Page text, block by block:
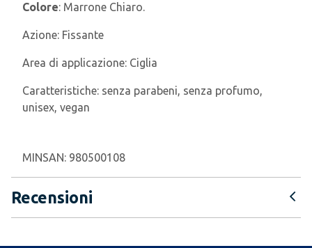
Colore: Marrone Chiaro.
Azione: Fissante
Area di applicazione: Ciglia
Caratteristiche: senza parabeni, senza profumo,
unisex, vegan
MINSAN: 980500108
Recensioni